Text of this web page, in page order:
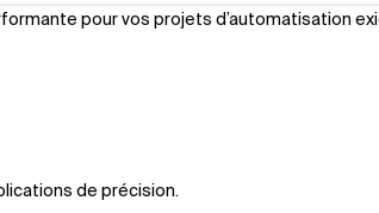
pour vos projets d’automatisation
de précision.